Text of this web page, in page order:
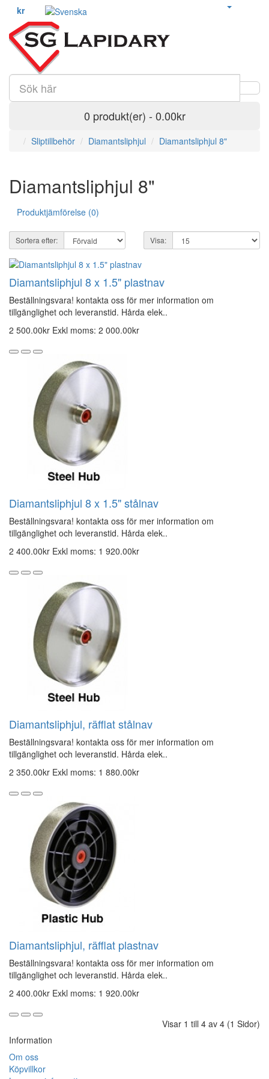
kr
0 produkt(er) - 0.00kr
Sliptillbehör Diamantsliphjul Diamantsliphjul 8"
Diamantsliphjul 8"
Produktjämförelse (0)
Sortera efter: Visa:
Diamantsliphjul 8 x 1.5" plastnav
Beställningsvara! kontakta oss för mer information om
tillgänglighet och leveranstid. Hårda elek..
2 500.00kr Exkl moms: 2 000.00kr
Diamantsliphjul 8 x 1.5" stålnav
Beställningsvara! kontakta oss för mer information om
tillgänglighet och leveranstid. Hårda elek..
2 400.00kr Exkl moms: 1 920.00kr
Diamantsliphjul, räfflat stålnav
Beställningsvara! kontakta oss för mer information om
tillgänglighet och leveranstid. Hårda elek..
2 350.00kr Exkl moms: 1 880.00kr
Diamantsliphjul, räfflat plastnav
Beställningsvara! kontakta oss för mer information om
tillgänglighet och leveranstid. Hårda elek..
2 400.00kr Exkl moms: 1 920.00kr
Visar 1 till 4 av 4 (1 Sidor)
Information
Om oss
Köpvillkor